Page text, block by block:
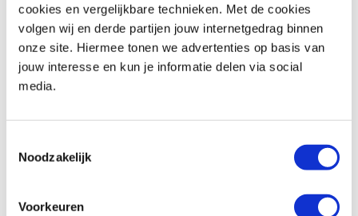
cookies en vergelijkbare technieken. Met de cookies
volgen wij en derde partijen jouw internetgedrag binnen
onze site. Hiermee tonen we advertenties op basis van
jouw interesse en kun je informatie delen via social
media.
Noodzakelijk
Voorkeuren
Honda CBR 954 RR FireBlade
€ 4.990,-
Uit2003
Honda
CBR650RA
€ 10.999,-